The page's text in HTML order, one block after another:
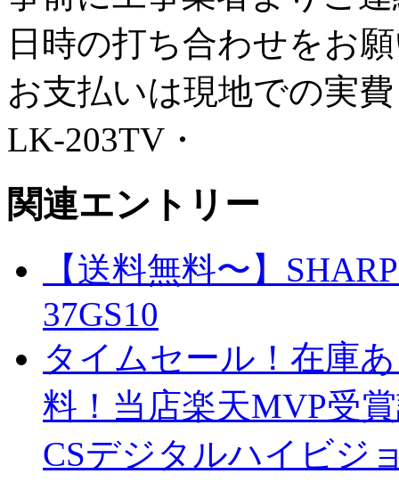
日時の打ち合わせをお
お支払いは現地で
LK-203TV・
関連エントリー
【送料無料〜】
37GS10
タイムセール！在庫
料！当店楽天MVP受
CSデジタルハイビジ